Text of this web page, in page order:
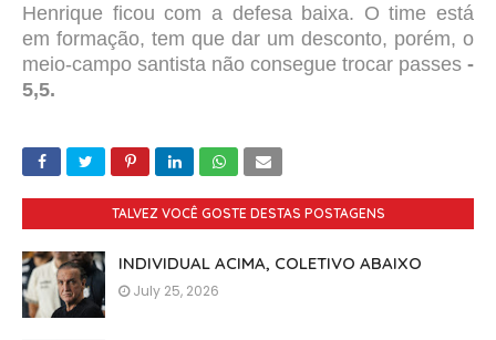
Henrique ficou com a defesa baixa. O time está
em formação, tem que dar um desconto, porém, o
meio-campo santista não consegue trocar passes -
5,5.
TALVEZ VOCÊ GOSTE DESTAS POSTAGENS
INDIVIDUAL ACIMA, COLETIVO ABAIXO
July 25, 2026